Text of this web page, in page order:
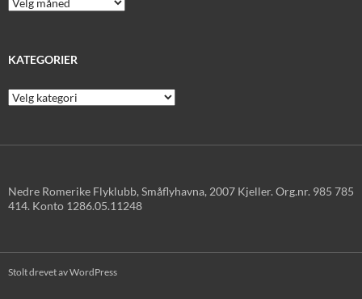
artikler
KATEGORIER
Kategorier
Nedre Romerike Flyklubb, Småflyhavna, 2007 Kjeller. Org.nr. 985 785
414. Konto 1286.05.11248
Stolt drevet av WordPress